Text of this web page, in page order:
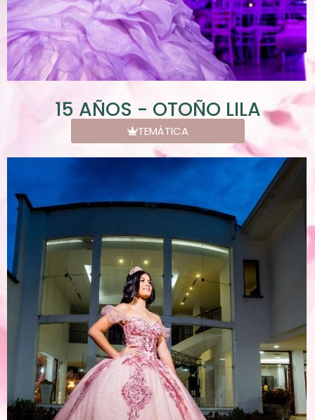
15 AÑOS - OTOÑO LILA
TEMÁTICA